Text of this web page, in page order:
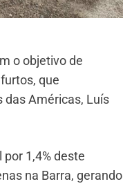
o objetivo de
que
das Américas, Luís
1,4% deste
na Barra, gerando